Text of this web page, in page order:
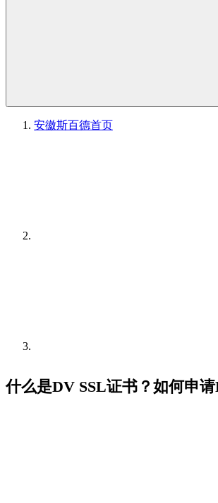
安徽斯百德首页
什么是DV SSL证书？如何申